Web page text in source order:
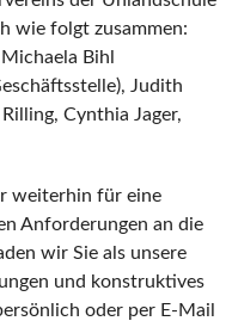
wie folgt zusammen:
Bihl
Judith
Cynthia Jager,
weiterhin für eine
Anforderungen an die
wir Sie als unsere
und konstruktives
oder per E-Mail